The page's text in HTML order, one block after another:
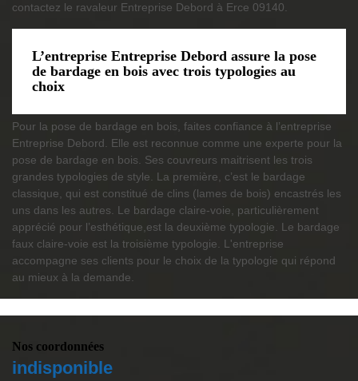
contactez le ravaleur Entreprise Debord à Erce 09140.
L’entreprise Entreprise Debord assure la pose
de bardage en bois avec trois typologies au
choix
Pour la pose de bardage en bois, faites confiance à l’entreprise
Entreprise Debord. Elle est reconnue comme une experte pour la
pose de bardage en bois. Ses couvreurs maitrisent les trois
grandes typologies de style. La première, c’est le bardage
classique, qui est constitué de clins (lames de bois) encastrés les
uns dans les autres. Le bardage claire-voie, particulièrement
apprécié pour l’esthétique,est la deuxième typologie. Le bardage
faux claire-voie est la troisième typologie. L'entreprise
accompagne ses clients pour le choix de la typologie qui répond
au mieux à la demande.
Nos coordonnées
indisponible